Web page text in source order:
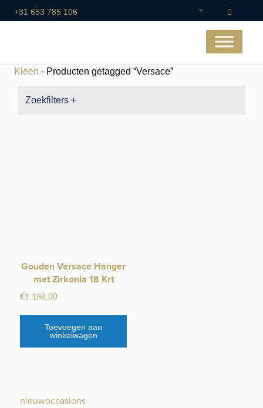
+31 653 785 106
Kleen - Producten getagged “Versace”
nieuwoccasions
Zoekfilters +
Gouden Versace Hanger
met Zirkonia 18 Krt
€1.188,00
Toevoegen aan
winkelwagen